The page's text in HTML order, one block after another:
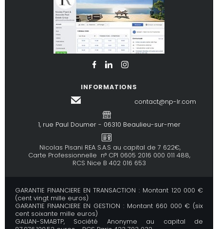
INFORMATIONS
contact@np-lr.com
1, rue Paul Doumer - 06310 Beaulieu-sur-mer
Nicolas Pisani REA S.A.S au capital de 7 622€,
Carte Professionnelle n° CPI 0605 2016 000 011 488,
RCS Nice B 402 016 653
GARANTIE FINANCIERE EN TRANSACTION : Montant 120 000 €
(cent vingt mille euros)
GARANTIE FINANCIERE EN GESTION : Montant 660 000 € (six
cent soixante mille euros)
GALIAN-SMABTP, Société Anonyme au capital de